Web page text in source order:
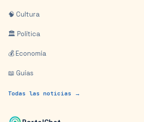
🧠 Cultura
🏛️ Política
💰 Economía
📖 Guías
Todas las noticias →